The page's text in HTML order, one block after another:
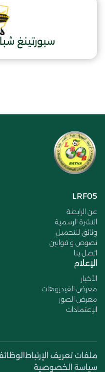
سبورتينغ
LRF05
عن الرابطة
النشرة الرسمية
وثائق للتحميل
نصوص و قوانين
اتصل بنا
الإعلام
الأخبار
معرض الفيديوهات
معرض الصور
الإعتمادات
ملفات تعريف الإرتباط
سياسة الخصوصية